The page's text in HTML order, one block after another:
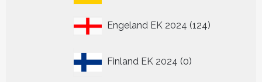
Engeland EK 2024 124124
Finland EK 2024 0
producten